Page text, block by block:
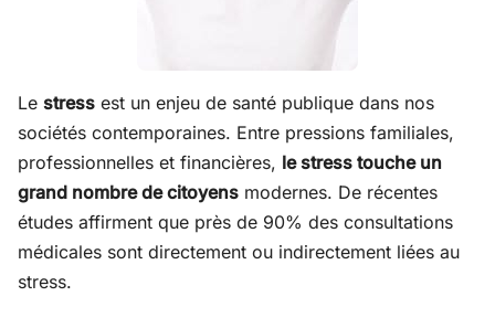
Le stress est un enjeu de santé publique dans nos
sociétés contemporaines. Entre pressions familiales,
professionnelles et financières, le stress touche un
grand nombre de citoyens modernes. De récentes
études affirment que près de 90% des consultations
médicales sont directement ou indirectement liées au
stress.